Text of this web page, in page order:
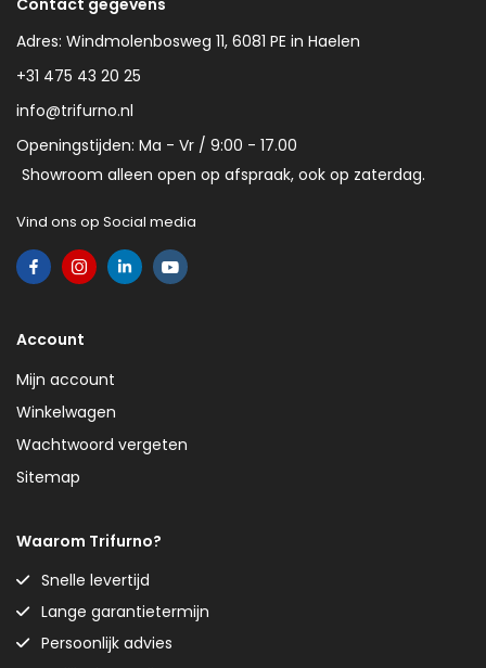
Contact gegevens
Adres: Windmolenbosweg 11, 6081 PE in Haelen
+31 475 43 20 25
info@trifurno.nl
Openingstijden: Ma - Vr / 9:00 - 17.00
Showroom alleen open op afspraak, ook op zaterdag.
Vind ons op Social media
Account
Mijn account
Winkelwagen
Wachtwoord vergeten
Sitemap
Waarom Trifurno?
Snelle levertijd
Lange garantietermijn
Persoonlijk advies